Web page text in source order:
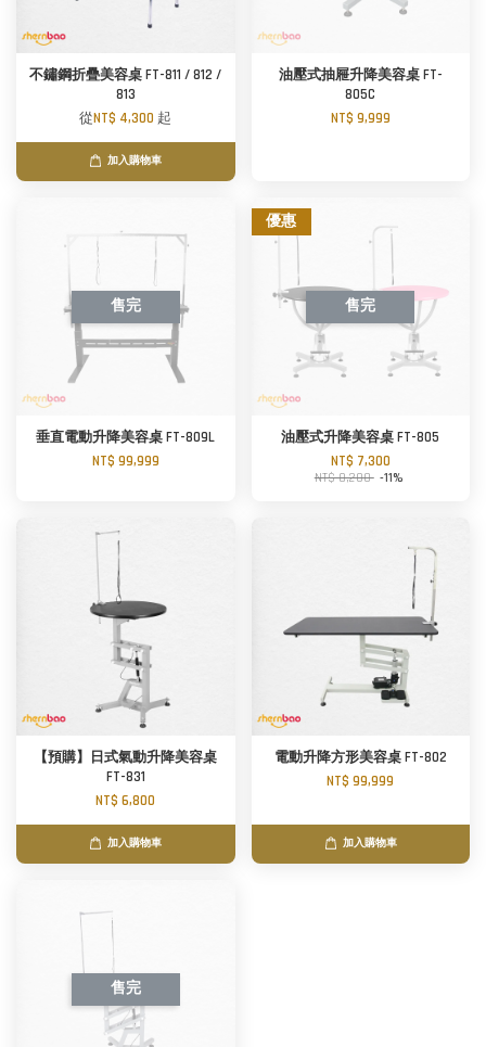
不鏽鋼折疊美容桌 FT-811 / 812 /
813
從NT$ 4,300 起
加入購物車
油壓式抽屜升降美容桌 FT-
805C
NT$ 9,999
售完
垂直電動升降美容桌 FT-809L
NT$ 99,999
優惠
售完
油壓式升降美容桌 FT-805
NT$ 7,300
NT$ 8,200 -11%
【預購】日式氣動升降美容桌
FT-831
NT$ 6,800
加入購物車
電動升降方形美容桌 FT-802
NT$ 99,999
加入購物車
售完